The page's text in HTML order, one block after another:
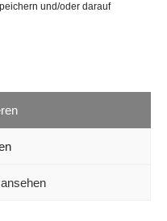
und/oder darauf